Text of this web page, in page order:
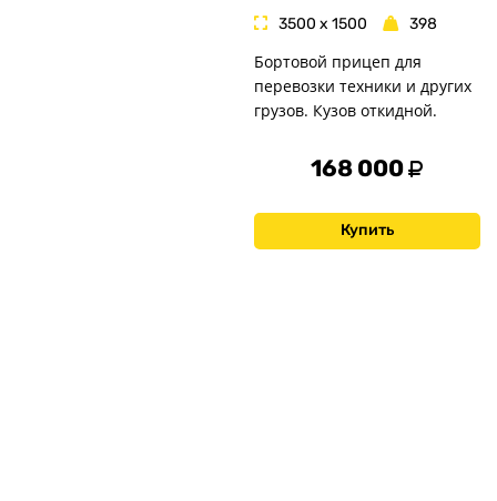
3500 x 1500 398
Бортовой прицеп для
перевозки техники и других
грузов. Кузов откидной.
168 000
Купить